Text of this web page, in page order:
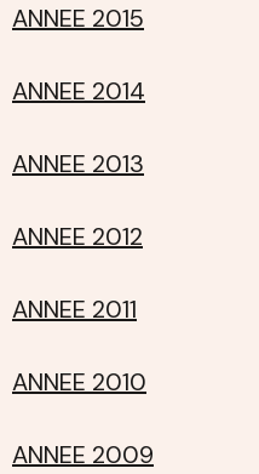
ANNEE 2015
ANNEE 2014
ANNEE 2013
ANNEE 2012
ANNEE 2011
ANNEE 2010
ANNEE 2009